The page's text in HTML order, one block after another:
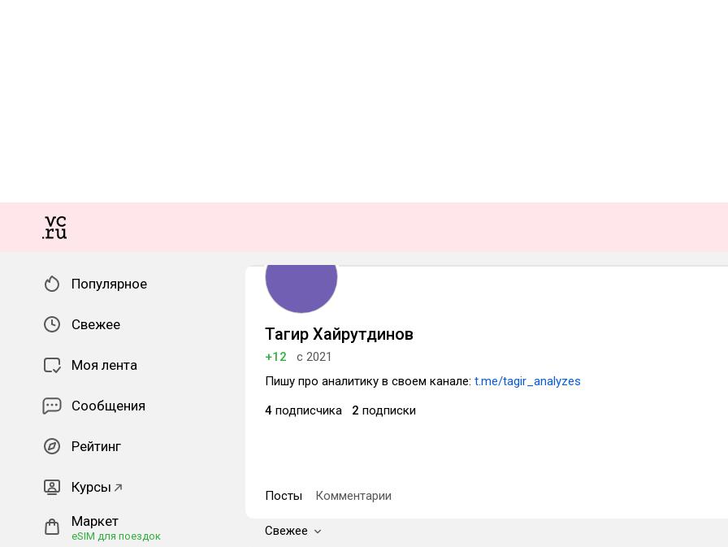
Популярное
Свежее
Моя лента
Сообщения
Рейтинг
Курсы
Маркет
eSIM для поездок
Тагир Хайрутдинов
+12
с 2021
Пишу про аналитику в своем канале: t.me/tagir_analyzes
4 подписчика 2 подписки
Посты Комментарии
Свежее